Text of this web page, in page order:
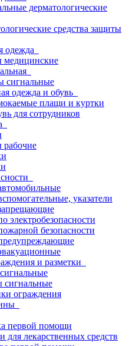
дерматологические
средства защиты
одежда
медицинские
сигнальные
одежда и обувь
плащи и куртки
для сотрудников
рабочие
указатели
электробезопасности
безопасности
и разметки
сигнальные
ограждения
первой помощи
для лекарственных средств